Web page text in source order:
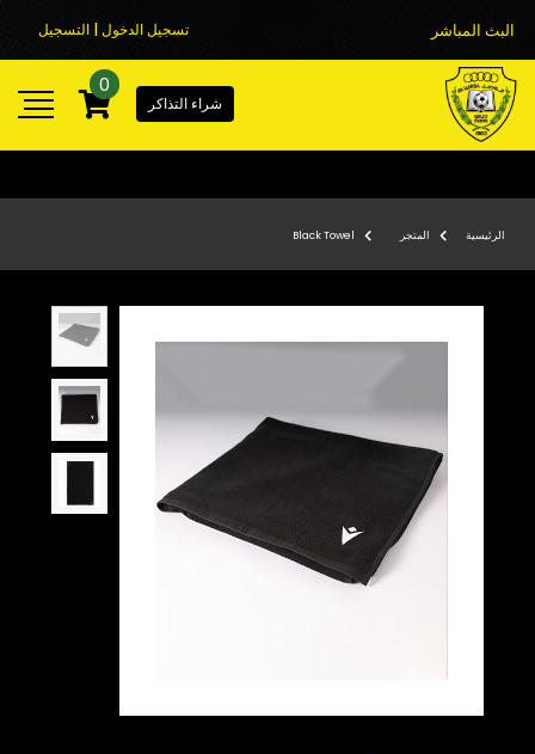
البث المباشر تسجيل الدخول | التسجيل
شراء التذاكر
0
الرئيسية المتجر Black Towel